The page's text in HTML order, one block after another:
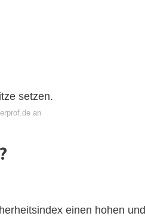
setzen.
an
einen hohen und